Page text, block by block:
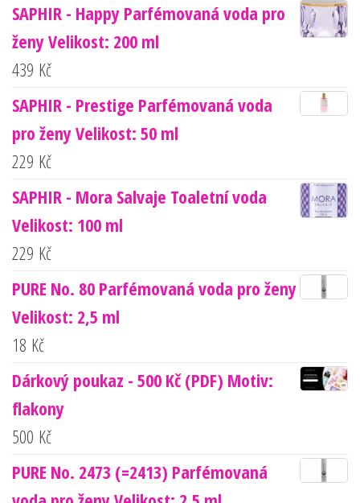
SAPHIR - Happy Parfémovaná voda pro
ženy Velikost: 200 ml
439 Kč
SAPHIR - Prestige Parfémovaná voda
pro ženy Velikost: 50 ml
229 Kč
SAPHIR - Mora Salvaje Toaletní voda
Velikost: 100 ml
229 Kč
PURE No. 80 Parfémovaná voda pro ženy
Velikost: 2,5 ml
18 Kč
Dárkový poukaz - 500 Kč (PDF) Motiv:
flakony
500 Kč
PURE No. 2473 (=2413) Parfémovaná